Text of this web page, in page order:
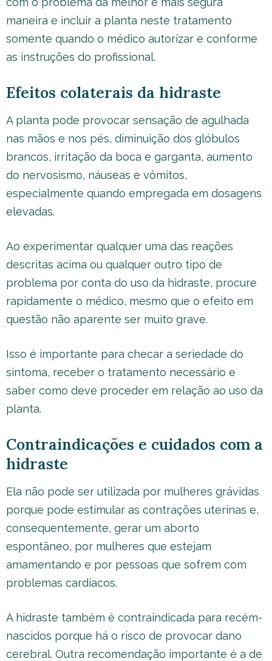
maneira e incluir a planta neste tratamento
somente quando o médico autorizar e conforme
as instruções do profissional.
Efeitos colaterais da hidraste
A planta pode provocar sensação de agulhada
nas mãos e nos pés, diminuição dos glóbulos
brancos, irritação da boca e garganta, aumento
do nervosismo, náuseas e vômitos,
especialmente quando empregada em dosagens
elevadas.
Ao experimentar qualquer uma das reações
descritas acima ou qualquer outro tipo de
problema por conta do uso da hidraste, procure
rapidamente o médico, mesmo que o efeito em
questão não aparente ser muito grave.
Isso é importante para checar a seriedade do
sintoma, receber o tratamento necessário e
saber como deve proceder em relação ao uso da
planta.
Contraindicações e cuidados com a
hidraste
Ela não pode ser utilizada por mulheres grávidas
porque pode estimular as contrações uterinas e,
consequentemente, gerar um aborto
espontâneo, por mulheres que estejam
amamentando e por pessoas que sofrem com
problemas cardíacos.
A hidraste também é contraindicada para recém-
nascidos porque há o risco de provocar dano
cerebral. Outra recomendação importante é a de